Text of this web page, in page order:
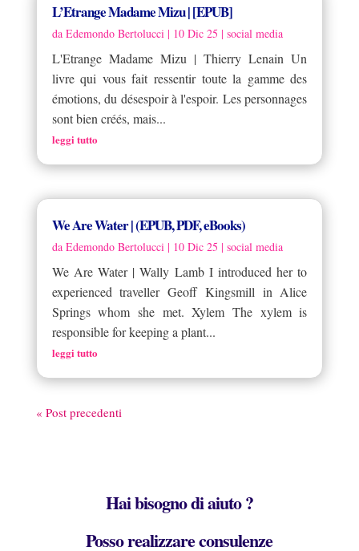
L’Etrange Madame Mizu | [EPUB]
da Edemondo Bertolucci | 10 Dic 25 | social media
L'Etrange Madame Mizu | Thierry Lenain Un
livre qui vous fait ressentir toute la gamme des
émotions, du désespoir à l'espoir. Les personnages
sont bien créés, mais...
leggi tutto
We Are Water | (EPUB, PDF, eBooks)
da Edemondo Bertolucci| 10 Dic 25 | social media
We Are Water | Wally Lamb I introduced her to
experienced traveller Geoff Kingsmill in Alice
Springs whom she met. Xylem The xylem is
responsible for keeping a plant...
leggi tutto
« Post precedenti
Hai bisogno di aiuto ?
Posso realizzare consulenze